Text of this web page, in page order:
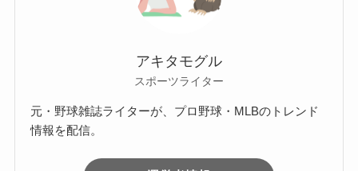
アキタモグル
スポーツライター
元・野球雑誌ライターが、プロ野球・MLBのトレンド
情報を配信。